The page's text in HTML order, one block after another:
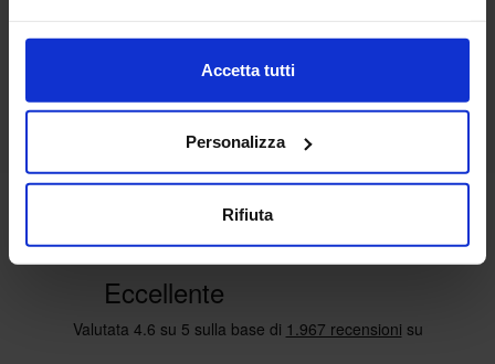
Accetta tutti
Personalizza
Rifiuta